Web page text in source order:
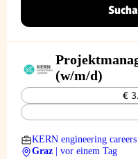
(w/m/d)
€
KERN engineering
Graz
| vor einem Tag